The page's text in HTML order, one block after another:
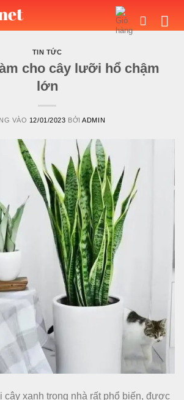
TIN TỨC
cho cây lưỡi hổ chậm
lớn
VÀO 12/01/2023 BỞIADMIN
cây xanh trong nhà rất phổ biến, được